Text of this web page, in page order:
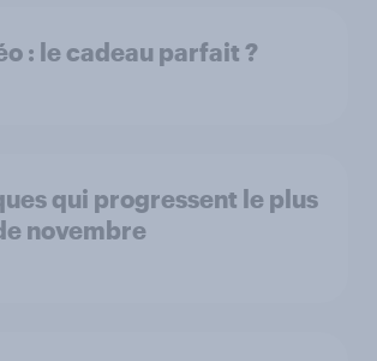
: le cadeau parfait ?
qui progressent le plus
novembre